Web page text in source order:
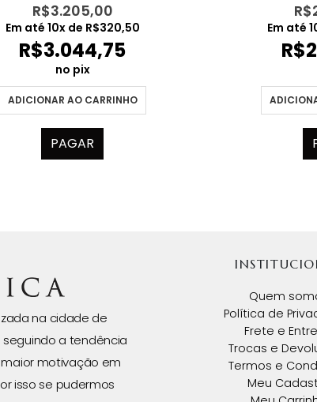
R$3.205,00
Em até 10x de R$320,50
R$3.044,75
no pix
ADICIONAR AO CARRINHO
PAGAR
R$
Em até
R$
na cidade de
a tendência
motivação em
isso se pudermos
Quem
Política de
Frete e
Trocas e
Termos e
Meu